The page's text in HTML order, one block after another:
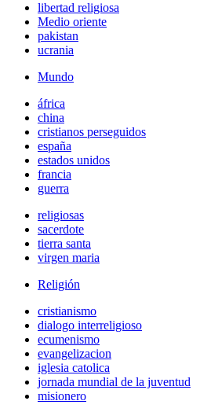
libertad religiosa
Medio oriente
pakistan
ucrania
Mundo
áfrica
china
cristianos perseguidos
españa
estados unidos
francia
guerra
religiosas
sacerdote
tierra santa
virgen maria
Religión
cristianismo
dialogo interreligioso
ecumenismo
evangelizacion
iglesia catolica
jornada mundial de la juventud
misionero